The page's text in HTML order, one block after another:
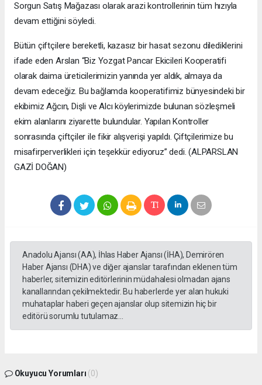
Sorgun Satış Mağazası olarak arazi kontrollerinin tüm hızıyla
devam ettiğini söyledi.
Bütün çiftçilere bereketli, kazasız bir hasat sezonu dilediklerini
ifade eden Arslan “Biz Yozgat Pancar Ekicileri Kooperatifi
olarak daima üreticilerimizin yanında yer aldık, almaya da
devam edeceğiz. Bu bağlamda kooperatifimiz bünyesindeki bir
ekibimiz Ağcın, Dişli ve Alcı köylerimizde bulunan sözleşmeli
ekim alanlarını ziyarette bulundular. Yapılan Kontroller
sonrasında çiftçiler ile fikir alışverişi yapıldı. Çiftçilerimize bu
misafirperverlikleri için teşekkür ediyoruz” dedi. (ALPARSLAN
GAZİ DOĞAN)
Anadolu Ajansı (AA), İhlas Haber Ajansı (İHA), Demirören
Haber Ajansı (DHA) ve diğer ajanslar tarafından eklenen tüm
haberler, sitemizin editörlerinin müdahalesi olmadan ajans
kanallarından çekilmektedir. Bu haberlerde yer alan hukuki
muhataplar haberi geçen ajanslar olup sitemizin hiç bir
editörü sorumlu tutulamaz...
Okuyucu Yorumları (0)